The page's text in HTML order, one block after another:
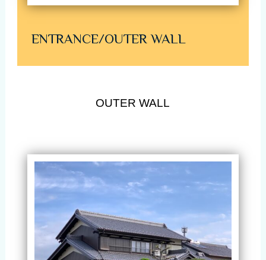
ENTRANCE/OUTER WALL
OUTER WALL